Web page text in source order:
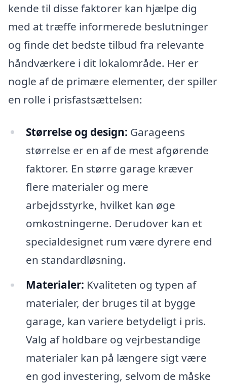
kende til disse faktorer kan hjælpe dig
med at træffe informerede beslutninger
og finde det bedste tilbud fra relevante
håndværkere i dit lokalområde. Her er
nogle af de primære elementer, der spiller
en rolle i prisfastsættelsen:
Størrelse og design: Garageens
størrelse er en af de mest afgørende
faktorer. En større garage kræver
flere materialer og mere
arbejdsstyrke, hvilket kan øge
omkostningerne. Derudover kan et
specialdesignet rum være dyrere end
en standardløsning.
Materialer: Kvaliteten og typen af
materialer, der bruges til at bygge
garage, kan variere betydeligt i pris.
Valg af holdbare og vejrbestandige
materialer kan på længere sigt være
en god investering, selvom de måske